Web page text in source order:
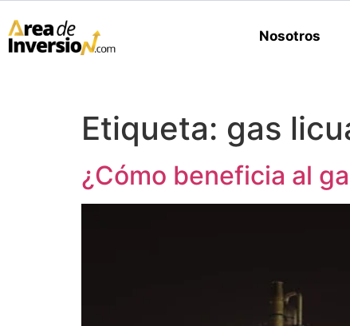
Nosotros
Etiqueta: gas
¿Cómo beneficia al